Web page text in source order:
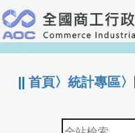
跳
到
主
要
:::
||首頁〉統計專區〉
全